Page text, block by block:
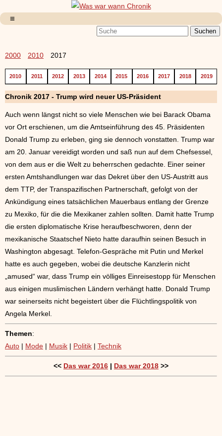
2000 2010 2017
2010 2011 2012 2013 2014 2015 2016 2017 2018 2019
Chronik 2017 - Trump wird neuer US-Präsident
Auch wenn längst nicht so viele Menschen wie bei Barack Obama
vor Ort erschienen, um die Amtseinführung des 45. Präsidenten
Donald Trump zu erleben, ging sie dennoch vonstatten. Trump war
am 20. Januar vereidigt worden und saß nun auf dem Chefsessel,
von dem aus er die Welt zu beherrschen gedachte. Einer seiner
ersten Amtshandlungen war das Dekret über den US-Austritt aus
dem TTP, der Transpazifischen Partnerschaft, gefolgt von der
Ankündigung eines tatsächlichen Mauerbaus entlang der Grenze
zu Mexiko, für die die Mexikaner zahlen sollten. Damit hatte Trump
die ersten diplomatische Krise heraufbeschworen, denn der
mexikanische Staatschef Nieto hatte daraufhin seinen Besuch in
Washington abgesagt. Telefon-Gespräche mit Putin und Merkel
hatte es auch gegeben, wobei die deutsche Kanzlerin nicht
„amused“ war, dass Trump ein völliges Einreisestopp für Menschen
aus einigen muslimischen Ländern verhängt hatte. Donald Trump
war seinerseits nicht begeistert über die Flüchtlingspolitik von
Angela Merkel.
Themen:
Auto | Mode | Musik | Politik | Technik
<< Das war 2016 | Das war 2018 >>